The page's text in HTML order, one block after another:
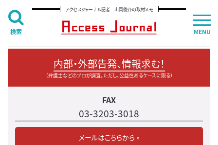
アクセスジャーナル記者 山岡俊介の取材メモ
内部・外部告発、情報求む！
（弁護士などのプロが調査。ただし、公益性あるケースに限る）
FAX
03-3203-3018
メールはこちらから »
MENU
検索